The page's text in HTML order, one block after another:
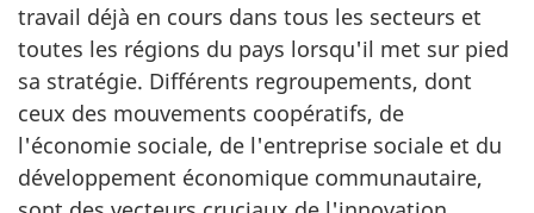
travail déjà en cours dans tous les secteurs et
toutes les régions du pays lorsqu'il met sur pied
sa stratégie. Différents regroupements, dont
ceux des mouvements coopératifs, de
l'économie sociale, de l'entreprise sociale et du
développement économique communautaire,